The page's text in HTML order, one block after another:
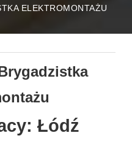
ELEKTROMONTAŻU
Łódź